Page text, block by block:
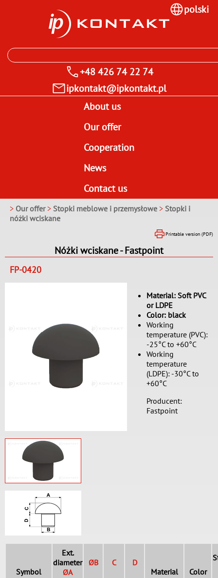
+48 426 74 22 74
ipkontakt@ipkontakt.pl
polski
About us
Our offer
Cooperation
News
Contact us
> Our offer > Stopki meblowe i przemysłowe > Stopki i
nóżki wciskane
Printable version (PDF)
Nóżki wciskane - Fastpoint
FP-0420
Material: Soft PVC
or LDPE
Color: black
Working
temperature (PVC):
-25°C to +60°C
Working
temperature
(LDPE): -30°C to
+60°C
Producent:
Fastpoint
Symbol
Ext.
diameter
ØA
ØB C
D
Material
Color